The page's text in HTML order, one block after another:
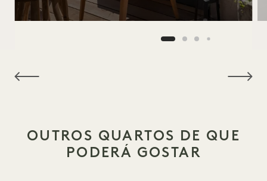
OUTROS QUARTOS DE QUE
PODERÁ GOSTAR